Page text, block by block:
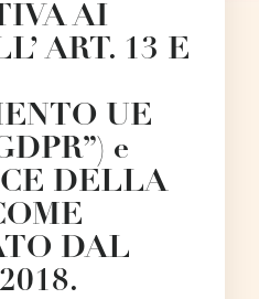
AI
ART. 13 E
UE
e
DELLA
DAL